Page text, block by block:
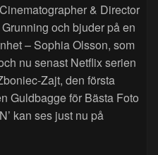
& Director
och bjuder på en
– Sophia Olsson, som
nu senast Netflix serien
Zajt, den första
Guldbagge för Bästa Foto
kan ses just nu på